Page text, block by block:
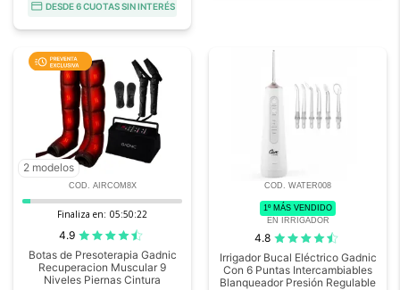
DESDE 6 CUOTAS SIN INTERÉS
2 modelos
COD. AIRCOM8X
Finaliza en: 05:50:20
4.9
Botas de Presoterapia Gadnic
Recuperacion Muscular 9
Niveles Piernas Cintura
COD. WATER008
1º MÁS VENDIDO
EN IRRIGADOR
4.8
Irrigador Bucal Eléctrico Gadnic
Con 6 Puntas Intercambiables
Blanqueador Presión Regulable